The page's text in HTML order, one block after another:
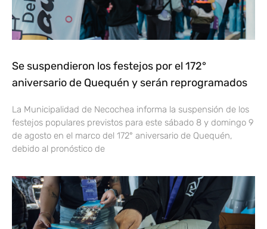
Se suspendieron los festejos por el 172°
aniversario de Quequén y serán reprogramados
La Municipalidad de Necochea informa la suspensión de los
festejos populares previstos para este sábado 8 y domingo 9
de agosto en el marco del 172° aniversario de Quequén,
debido al pronóstico de